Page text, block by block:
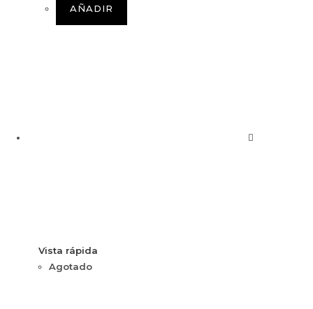
AÑADIR
Vista rápida
Agotado